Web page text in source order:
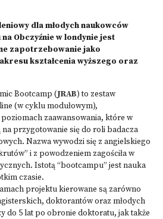
dla młodych naukowców
Obczyźnie w londynie jest
zapotrzebowanie jako
kształcenia wyższego oraz
Bootcamp (JRAB) to zestaw
(w cyklu modułowym),
zaawansowania, które w
przygotowanie się do roli badacza
Nazwa wywodzi się z angielskiego
i z powodzeniem zagościła w
Istotą “bootcampu” jest nauka
czasie.
projektu kierowane są zarówno
doktorantów oraz młodych
do 5 lat po obronie doktoratu, jak także